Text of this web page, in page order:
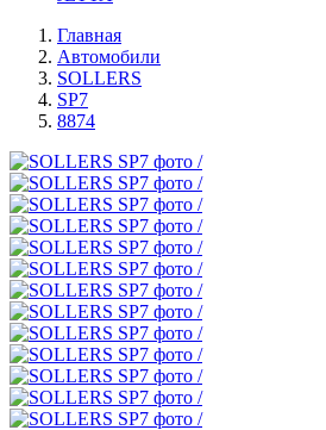
Главная
Автомобили
SOLLERS
SP7
8874